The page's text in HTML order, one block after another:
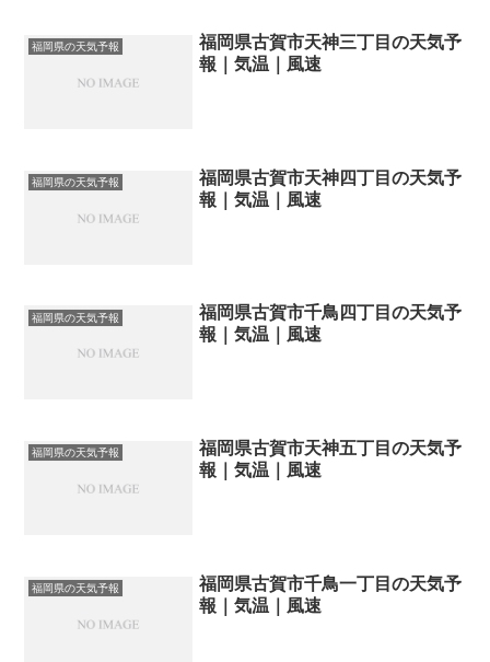
福岡県の天気予報
福岡県古賀市天神三丁目の天気予
報｜気温｜風速
福岡県の天気予報
福岡県古賀市天神四丁目の天気予
報｜気温｜風速
福岡県の天気予報
福岡県古賀市千鳥四丁目の天気予
報｜気温｜風速
福岡県の天気予報
福岡県古賀市天神五丁目の天気予
報｜気温｜風速
福岡県の天気予報
福岡県古賀市千鳥一丁目の天気予
報｜気温｜風速